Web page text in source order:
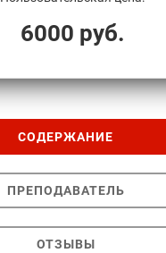
6000 руб.
СОДЕРЖАНИЕ
ПРЕПОДАВАТЕЛЬ
ОТЗЫВЫ